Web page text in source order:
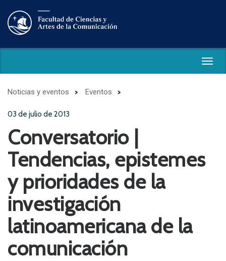
Noticias y eventos Eventos
03 de julio de 2013
Conversatorio |
Tendencias, epistemes
y prioridades de la
investigación
latinoamericana de la
comunicación